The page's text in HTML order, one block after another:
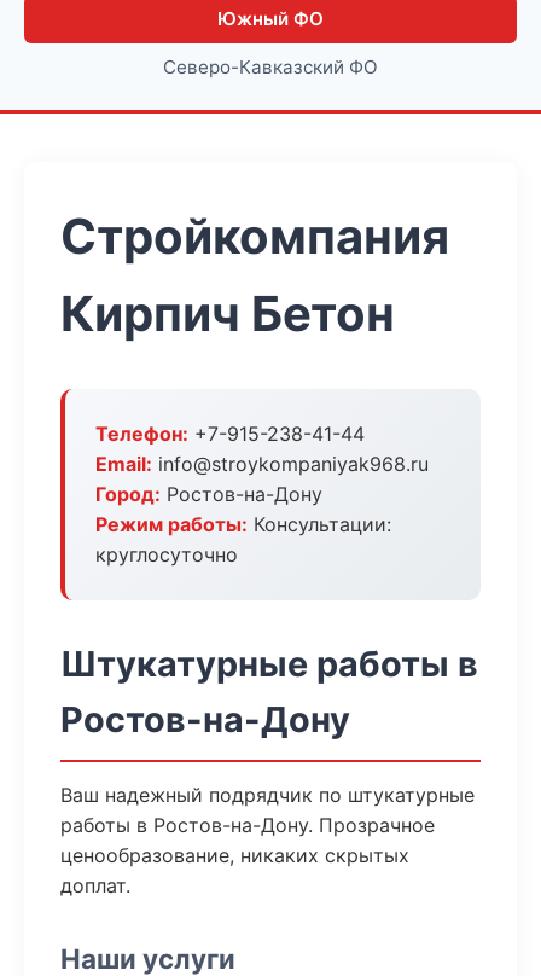
Южный ФО
Северо-Кавказский ФО
Стройкомпания
Кирпич Бетон
Телефон: +7-915-238-41-44
Email: info@stroykompaniyak968.ru
Город: Ростов-на-Дону
Режим работы: Консультации:
круглосуточно
Штукатурные работы в
Ростов-на-Дону
Ваш надежный подрядчик по штукатурные
работы в Ростов-на-Дону. Прозрачное
ценообразование, никаких скрытых
доплат.
Наши услуги